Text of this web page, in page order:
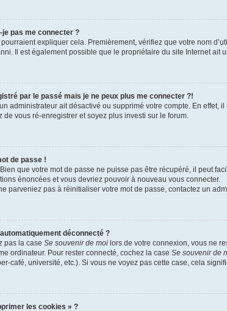
je pas me connecter ?
expliquer cela. Premièrement, vérifiez que votre nom
Il est également possible que le propriétaire du site Internet ait
par le passé mais je ne peux plus me connecter ?!
administrateur ait désactivé ou supprimé votre compte. En
de vous ré-enregistrer et soyez plus investi sur le forum.
de passe !
que votre mot de passe ne puisse pas être récupéré, il peut
énoncées et vous devriez pouvoir à nouveau vous connecter.
parveniez pas à réinitialiser votre mot de passe, contactez un
déconnecté ?
pas la case Se souvenir de moi lors de votre connexion, vous ne
ordinateur. Pour rester connecté, cochez la case Se souvenir de
café, université, etc.). Si vous ne voyez pas cette case, cela
les cookies » ?